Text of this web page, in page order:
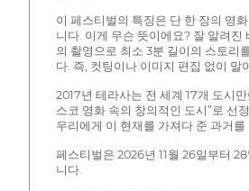
이 페스티벌의 특징은 단 한 장의 영
니다. 이게 무슨 뜻이에요? 잘 알려진
의 촬영으로 최소 3분 길이의 스토리
다. 즉, 컷팅이나 이미지 편집 없이 말
2017년 테라사는 전 세계 17개 도시
스코 영화 속의 창의적인 도시”로 선
우리에게 이 현재를 가져다 준 과거를
페스티벌은 2026년 11월 26일부터
니다.